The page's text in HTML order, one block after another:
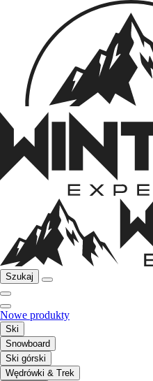
Szukaj
Nowe produkty
Ski
Snowboard
Ski górski
Wędrówki & Trek